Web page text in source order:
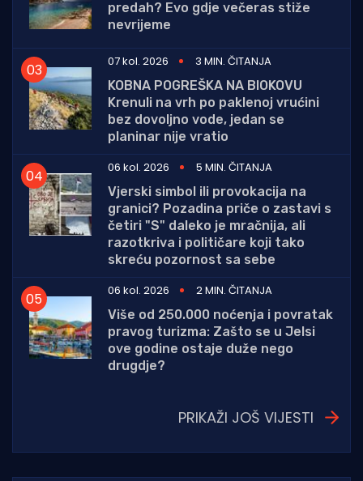
predah? Evo gdje večeras stiže
nevrijeme
07 kol. 2026
3 MIN. ČITANJA
KOBNA POGREŠKA NA BIOKOVU
Krenuli na vrh po paklenoj vrućini
bez dovoljno vode, jedan se
planinar nije vratio
06 kol. 2026
5 MIN. ČITANJA
Vjerski simbol ili provokacija na
granici? Pozadina priče o zastavi s
četiri "S" daleko je mračnija, ali
razotkriva i političare koji tako
skreću pozornost sa sebe
06 kol. 2026
2 MIN. ČITANJA
Više od 250.000 noćenja i povratak
pravog turizma: Zašto se u Jelsi
ove godine ostaje duže nego
drugdje?
PRIKAŽI JOŠ VIJESTI